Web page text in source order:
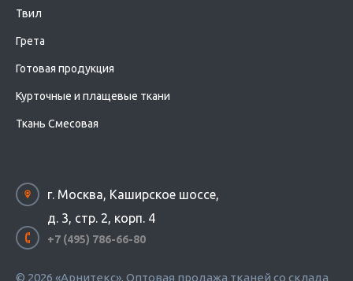
Твил
Грета
Готовая продукция
Курточные и плащевые ткани
Ткань Смесовая
г. Москва, Каширское шоссе,
д. 3, стр. 2, корп. 4
+7 (495) 786-66-80
© 2026 «Арнитекс», Оптовая продажа тканей со склада